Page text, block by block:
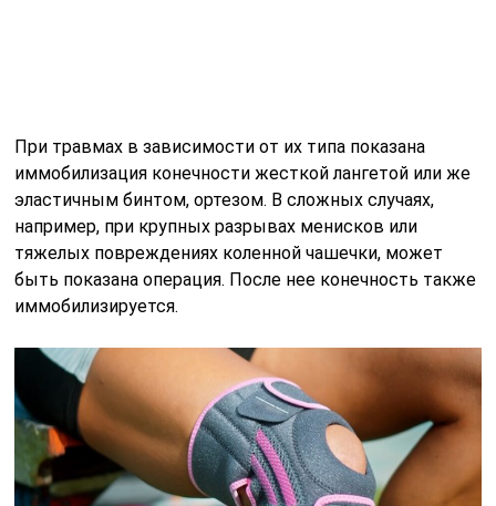
При травмах в зависимости от их типа показана
иммобилизация конечности жесткой лангетой или же
эластичным бинтом, ортезом. В сложных случаях,
например, при крупных разрывах менисков или
тяжелых повреждениях коленной чашечки, может
быть показана операция. После нее конечность также
иммобилизируется.